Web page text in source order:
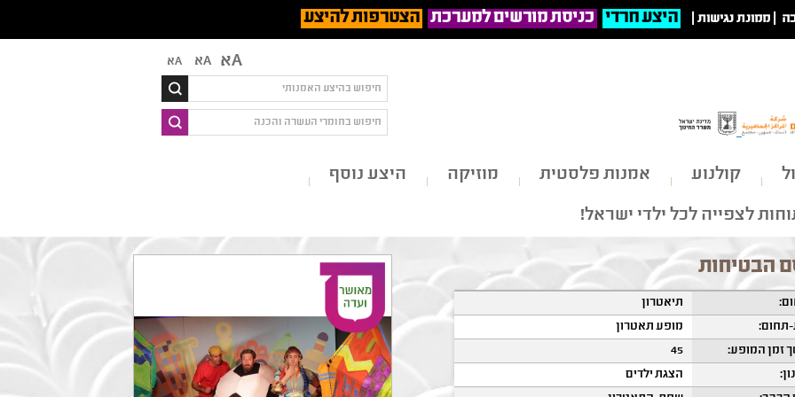
ממונת נגישות היצע חרדי כניסת מורשים למערכת הצטרפות להיצע
Aא Aא Aא
קולנוע אמנות פלסטית מוזיקה
היצע נוסף
לצפייה לכל ילדי ישראל!
הבטיחות
תיאטרון
תחום:
מופע תאטרון
זמן המופע:
45
הצגת ילדים